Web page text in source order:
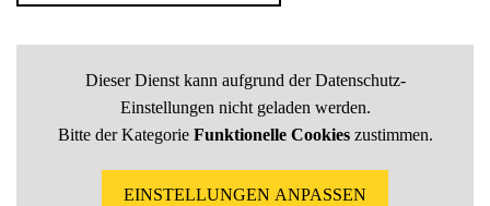
Dieser Dienst kann aufgrund der Datenschutz-
Einstellungen nicht geladen werden.
Bitte der Kategorie Funktionelle Cookieszustimmen.
EINSTELLUNGEN ANPASSEN